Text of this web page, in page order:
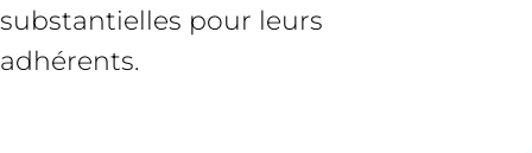
substantielles pour leurs
adhérents.